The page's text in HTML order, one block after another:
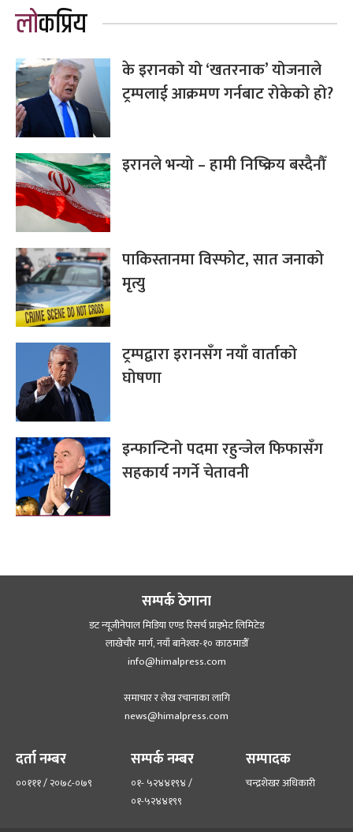
लोकप्रिय
के इरानको यो ‘खतरनाक’ योजनाले
ट्रम्पलाई आक्रमण गर्नबाट रोकेको हो?
इरानले भन्यो – हामी निष्क्रिय बस्दैनौँ
पाकिस्तानमा विस्फोट, सात जनाको
मृत्यु
ट्रम्पद्वारा इरानसँग नयाँ वार्ताको
घोषणा
इन्फान्टिनो पदमा रहुन्जेल फिफासँग
सहकार्य नगर्ने चेतावनी
सम्पर्क ठेगाना
डट न्यूजीनेपाल मिडिया एण्ड रिसर्च प्राइभेट लिमिटेड
लाखेचौर मार्ग, नयाँ बानेश्‍वर-१० काठमाडौँ
info@himalpress.com
समाचार र लेख रचानाका लागि
news@himalpress.com
दर्ता नम्बर
००१११ / २०७८-०७९
सम्पर्क नम्बर
०१- ५२४४१९४ /
०१-५२४४१९९
सम्पादक
चन्द्रशेखर अधिकारी